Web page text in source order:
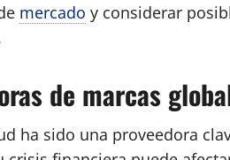
mercado y considerar
de marcas
ha sido una proveedora